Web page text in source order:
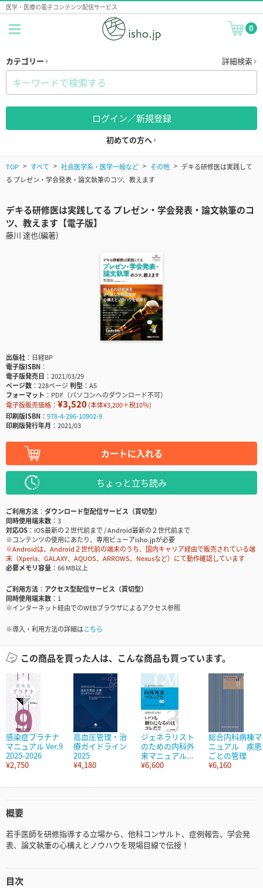
医学・医療の電子コンテンツ配信サービス
0
カテゴリー 詳細検索
ログイン／新規登録
初めての方へ
TOP すべて 社会医学系・医学一般など その他
デキる研修医は実践して
る プレゼン・学会発表・論文執筆のコツ、教えます
デキる研修医は実践してる プレゼン・学会発表・論文執筆のコ
ツ、教えます【電子版】
藤川 達也(編著)
出版社
日経BP
電子版ISBN
電子版発売日
2021/03/29
ページ数
228ページ判型
A5
フォーマット
PDF（パソコンへのダウンロード不可）
電子版販売価格： ¥3,520(本体¥3,200＋税10％)
印刷版ISBN
978-4-296-10902-9
印刷版発行年月
2021/03
カートに入れる
ちょっと立ち読み
ご利用方法
ダウンロード型配信サービス（買切型）
同時使用端末数
3
対応OS
iOS最新の２世代前まで / Android最新の２世代前まで
※コンテンツの使用にあたり、専用ビューアisho.jpが必要
※Androidは、Android２世代前の端末のうち、国内キャリア経由で販売されている端
末（Xperia、GALAXY、AQUOS、ARROWS、Nexusなど）にて動作確認しています
必要メモリ容量
66 MB以上
ご利用方法
アクセス型配信サービス（買切型）
同時使用端末数
1
※インターネット経由でのWEBブラウザによるアクセス参照
※導入・利用方法の詳細はこちら
この商品を買った人は、こんな商品も買っています。
感染症プラチナ
マニュアル Ver.9
2025-2026
¥2,750
高血圧管理・治
療ガイドライン
2025
¥4,180
ジェネラリスト
のための内科外
来マニュアル...
¥6,600
総合内科病棟マ
ニュアル 疾患
ごとの管理
¥6,160
概要
若手医師を研修指導する立場から、他科コンサルト、症例報告、学会発
表、論文執筆の心構えとノウハウを現場目線で伝授！
目次